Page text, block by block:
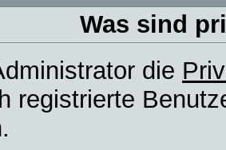
Was sind
die
registrierte